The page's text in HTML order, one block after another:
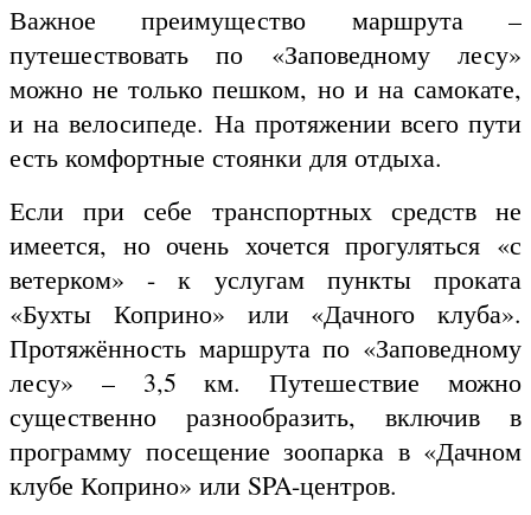
Важное преимущество маршрута –
путешествовать по «Заповедному лесу»
можно не только пешком, но и на самокате,
и на велосипеде. На протяжении всего пути
есть комфортные стоянки для отдыха.
Если при себе транспортных средств не
имеется, но очень хочется прогуляться «с
ветерком» - к услугам пункты проката
«Бухты Коприно» или «Дачного клуба».
Протяжённость маршрута по «Заповедному
лесу» – 3,5 км. Путешествие можно
существенно разнообразить, включив в
программу посещение зоопарка в «Дачном
клубе Коприно» или SPA-центров.